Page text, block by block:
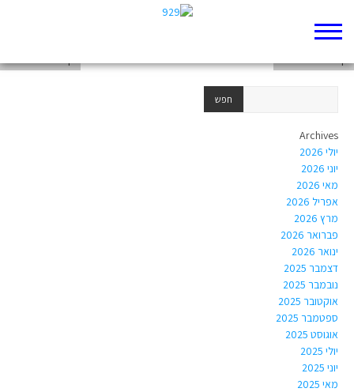
Archives
יולי 2026
יוני 2026
מאי 2026
אפריל 2026
מרץ 2026
פברואר 2026
ינואר 2026
דצמבר 2025
נובמבר 2025
אוקטובר 2025
ספטמבר 2025
אוגוסט 2025
יולי 2025
יוני 2025
מאי 2025